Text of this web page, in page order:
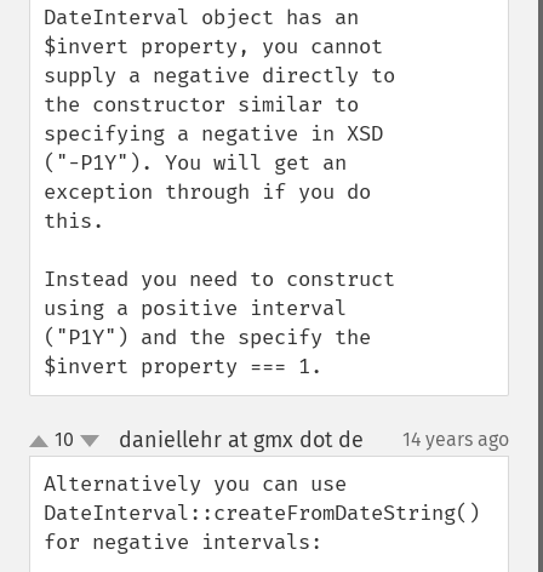
DateInterval object has an
$invert property, you cannot
supply a negative directly to
the constructor similar to
specifying a negative in XSD
("-P1Y"). You will get an
exception through if you do
this.
Instead you need to construct
using a positive interval
("P1Y") and the specify the
$invert property === 1.
up
down
10 daniellehr at gmx dot de 14 years ago
Alternatively you can use
DateInterval::createFromDateString()
for negative intervals: